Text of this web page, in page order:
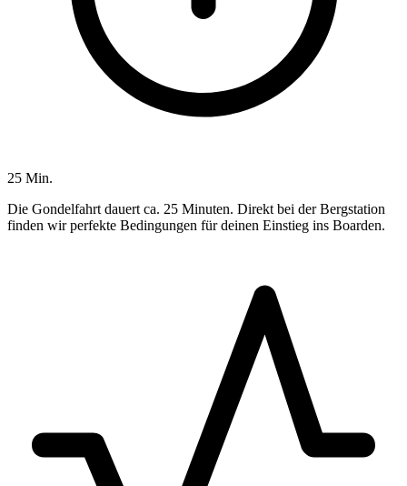
25 Min.
Die Gondelfahrt dauert ca. 25 Minuten. Direkt bei der Bergstation
finden wir perfekte Bedingungen für deinen Einstieg ins Boarden.